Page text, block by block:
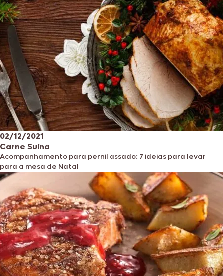
02/12/2021
Carne Suína
Acompanhamento para pernil assado: 7 ideias para levar
para a mesa de Natal